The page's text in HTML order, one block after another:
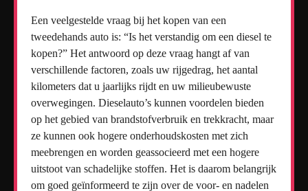
Een veelgestelde vraag bij het kopen van een
tweedehands auto is: “Is het verstandig om een diesel te
kopen?” Het antwoord op deze vraag hangt af van
verschillende factoren, zoals uw rijgedrag, het aantal
kilometers dat u jaarlijks rijdt en uw milieubewuste
overwegingen. Dieselauto’s kunnen voordelen bieden
op het gebied van brandstofverbruik en trekkracht, maar
ze kunnen ook hogere onderhoudskosten met zich
meebrengen en worden geassocieerd met een hogere
uitstoot van schadelijke stoffen. Het is daarom belangrijk
om goed geïnformeerd te zijn over de voor- en nadelen